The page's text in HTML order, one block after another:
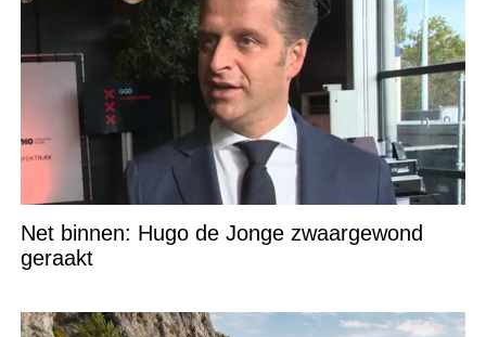
Net binnen: Hugo de Jonge zwaargewond
geraakt